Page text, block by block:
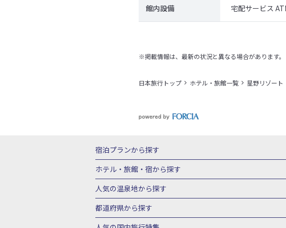
館内設備 宅配サービス
※掲載情報は、最新の状況と異なる場合があります。
日本旅行トップ ホテル・旅館一覧 星野リゾー
宿泊プランから探す
北海道
東北 青森県
栃木県
群馬県 北陸 富山県 石川県 福井県 甲
三重県
近畿 滋賀県 京都府 大阪府 兵庫県 奈
岡山県
広島県
ホテル・旅館・宿から探す
北海道ホテル・旅館
山形県ホテル・旅館
福島県ホテル・旅館 東京
千葉県ホテル・旅館
茨城県ホテル・旅館 栃木県ホテ
人気の温泉地から探す
北海道
湯の川温泉(北海道)
川湯温泉(北海道)
層雲峡温泉(北海道) 知床温泉(北海
都道府県から探す
北海道旅行・ツアー